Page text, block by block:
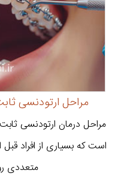
مراحل ارتودنسی
مراحل درمان ارتودنسی
است که بسیاری از افراد قبل
متعددی